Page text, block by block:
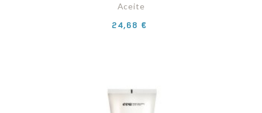
Aceite
Precio
24,68 €